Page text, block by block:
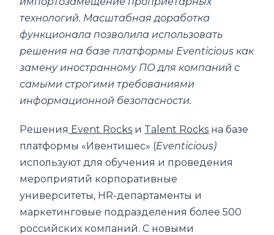
технологий. Масштабная доработка
функционала позволила использовать
решения на базе платформы Eventicious как
замену иностранному ПО для компаний с
самыми строгими требованиями
информационной безопасности.
Решения Event Rocks и Talent Rocks на базе
платформы «Ивентишес» (Eventicious)
используют для обучения и проведения
мероприятий корпоративные
университеты, HR-департаменты и
маркетинговые подразделения более 500
российских компаний. С новыми